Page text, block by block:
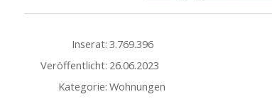
Inserat: 3.769.396
Veröffentlicht: 26.06.2023
Kategorie: Wohnungen